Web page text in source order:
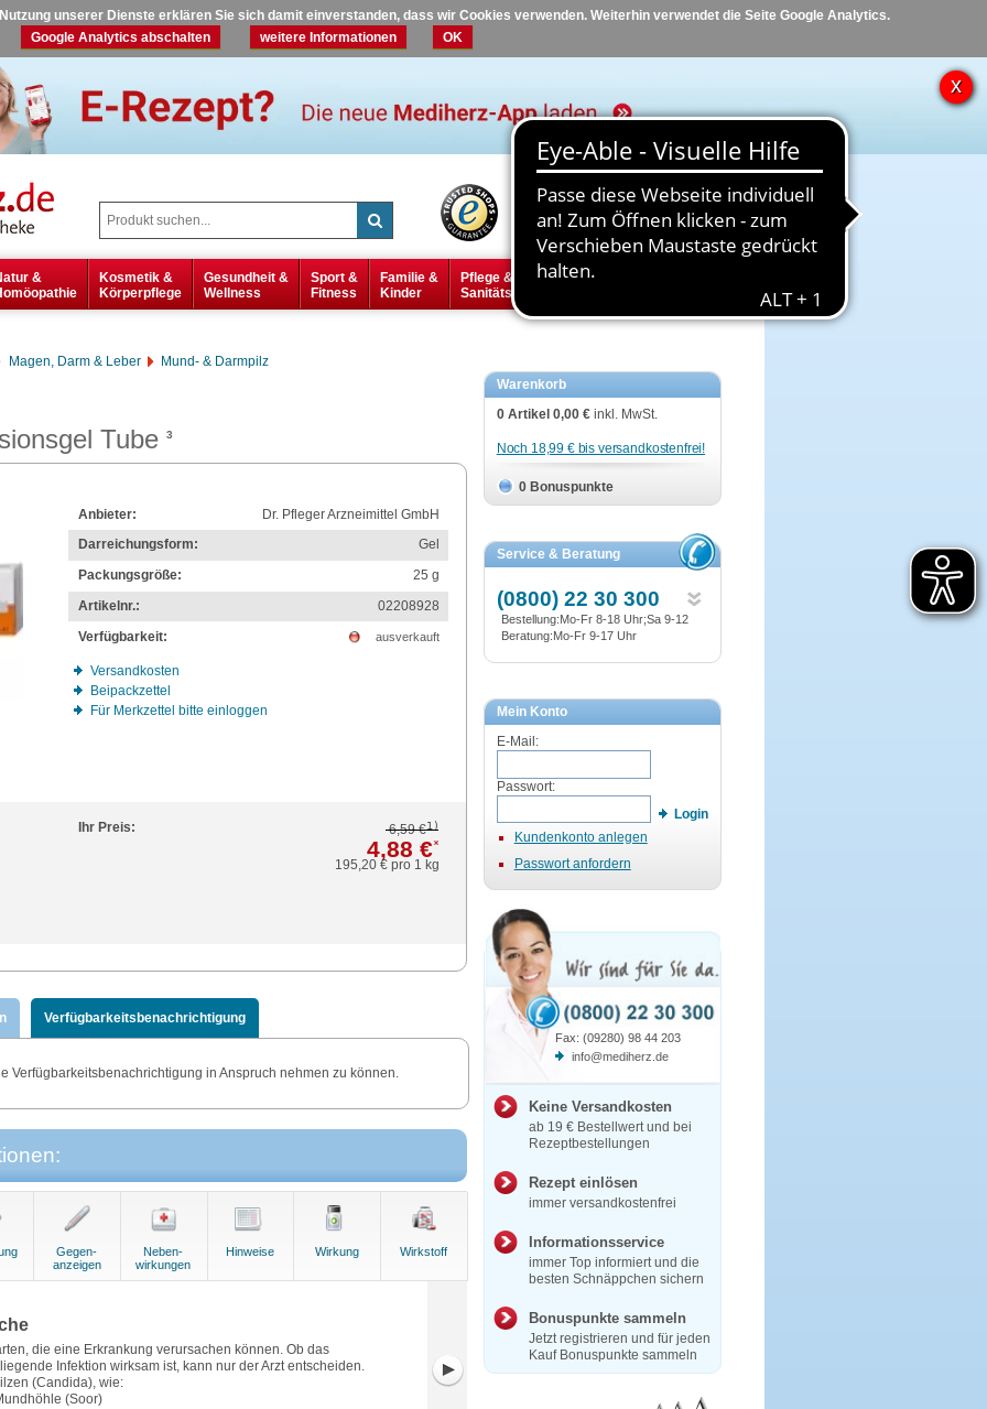
unserer Dienste erklären Sie sich damit einverstanden, dass wir Cookies verwenden. Weiterhin verwendet die Seite Google Analytics.
Google Analytics abschalten
weitere Informationen OK
Hilfe Kontakt
&
Kosmetik &
Körperpflege
Gesundheit &
Wellness
Sport &
Fitness
Familie &
Kinder
Pflege &
Sanitätsbedarf
Diabetes
Magen, Darm & Leber Mund- & Darmpilz
Tube 3
Anbieter:
Dr. Pfleger Arzneimittel GmbH
Darreichungsform:
Gel
Packungsgröße:
25 g
Artikelnr.:
02208928
Verfügbarkeit:
ausverkauft
Versandkosten
Beipackzettel
Für Merkzettel bitte einloggen
Ihr Preis: 6,59 €1)
4,88 €*
195,20 €pro 1 kg
Verfügbarkeitsbenachrichtigung
Verfügbarkeitsbenachrichtigung in Anspruch nehmen zu können.
Gegen-
anzeigen
Neben-
wirkungen
Hinweise Wirkung Wirkstoff
die eine Erkrankung verursachen können. Ob das
Infektion wirksam ist, kann nur der Arzt entscheiden.
(Candida), wie:
(Soor)
Warenkorb
0 Artikel 0,00 € inkl. MwSt.
Noch 18,99 € bis versandkostenfrei!
0 Bonuspunkte
Service & Beratung
(0800) 22 30 300
Bestellung:Mo-Fr 8-18 Uhr;Sa 9-12
Beratung:Mo-Fr 9-17 Uhr
Mein Konto
E-Mail:
Passwort:
Login
Kundenkonto anlegen
Passwort anfordern
Fax: (09280) 98 44 203
info@mediherz.de
Keine Versandkosten
ab 19 € Bestellwert und bei
Rezeptbestellungen
Rezept einlösen
immer versandkostenfrei
Informationsservice
immer Top informiert und die
besten Schnäppchen sichern
Bonuspunkte sammeln
Jetzt registrieren und für jeden
Kauf Bonuspunkte sammeln